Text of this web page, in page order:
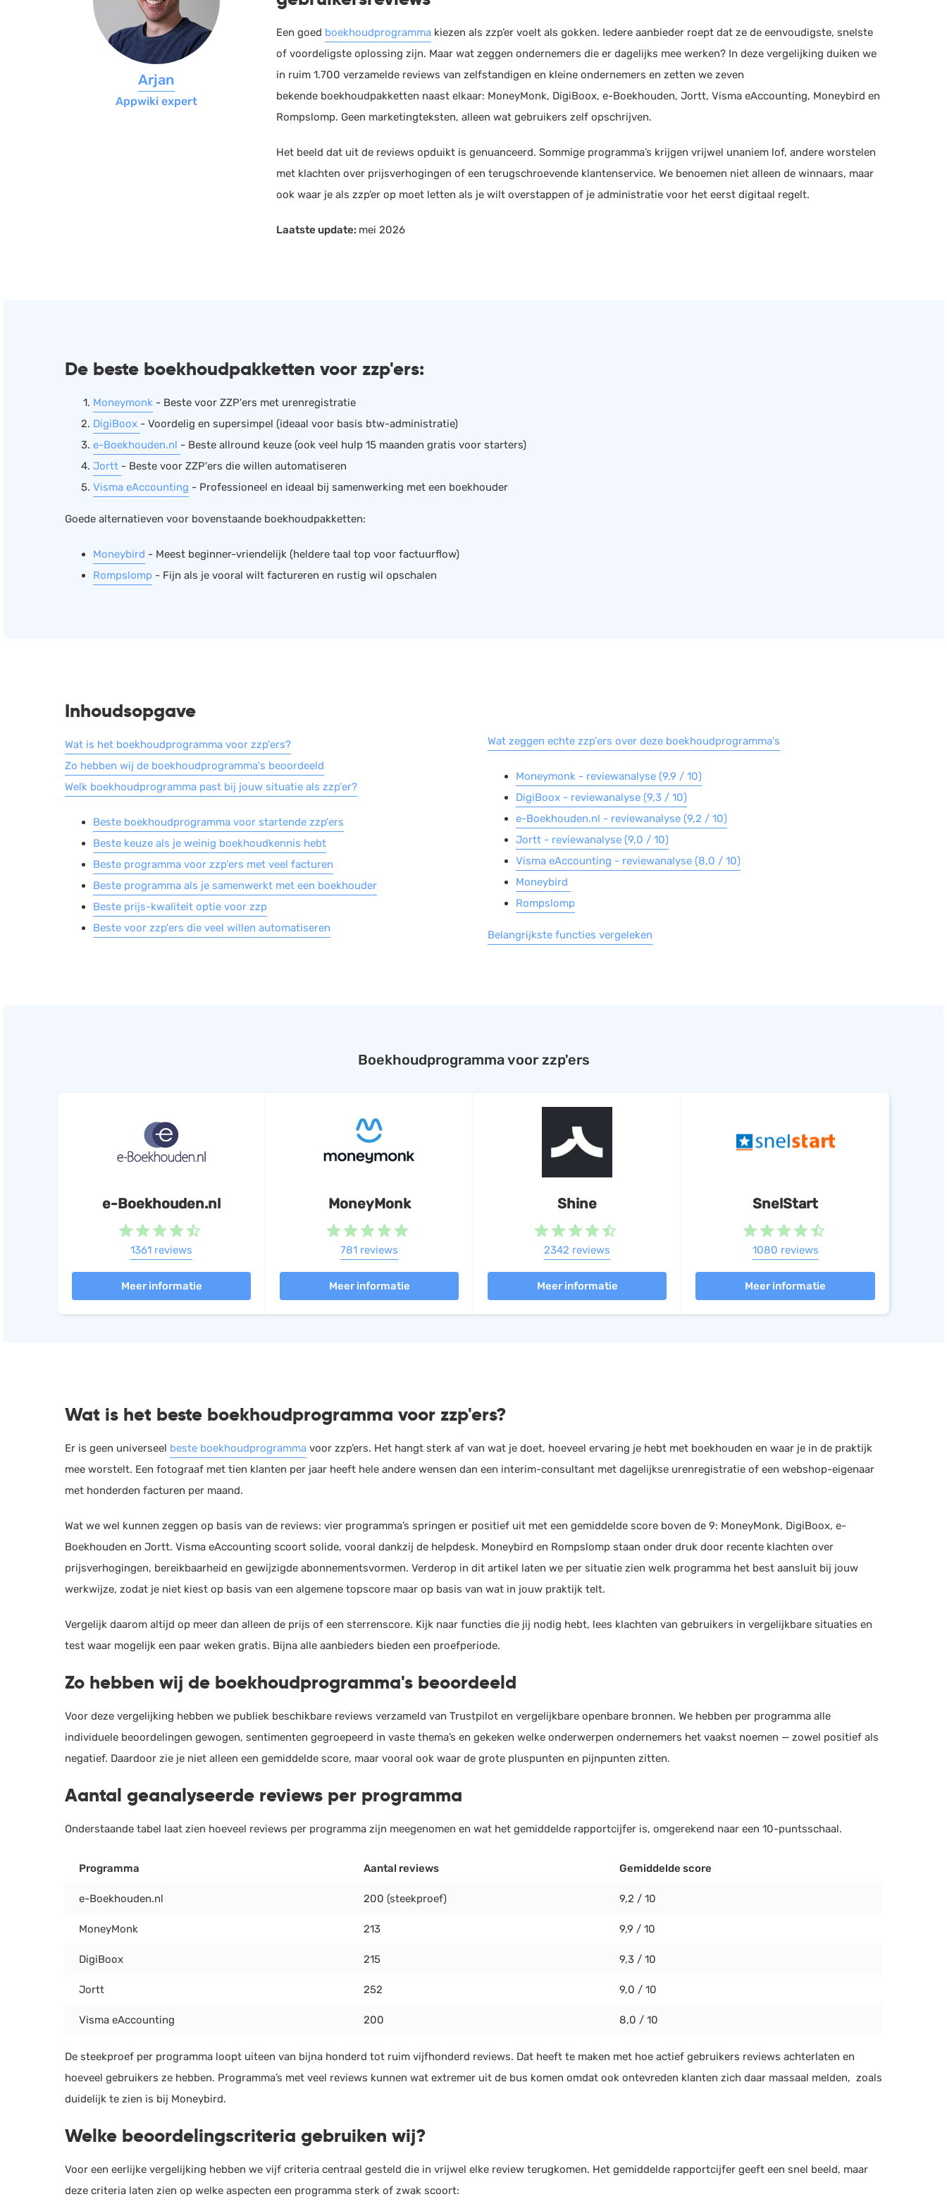
Salarisadministratie
Website
Een goed boekhoudprogramma kiezen als zzp’er voelt als gokken. Iedere aanbieder roept dat ze de eenvoudigste, snelste
of voordeligste oplossing zijn. Maar wat zeggen ondernemers die er dagelijks mee werken? In deze vergelijking duiken we
in ruim 1.700 verzamelde reviews van zelfstandigen en kleine ondernemers en zetten we zeven
bekende boekhoudpakketten naast elkaar: MoneyMonk, DigiBoox, e-Boekhouden, Jortt, Visma eAccounting, Moneybird en
Rompslomp. Geen marketingteksten, alleen wat gebruikers zelf opschrijven.
Het beeld dat uit de reviews opduikt is genuanceerd. Sommige programma’s krijgen vrijwel unaniem lof, andere worstelen
met klachten over prijsverhogingen of een terugschroevende klantenservice. We benoemen niet alleen de winnaars, maar
ook waar je als zzp’er op moet letten als je wilt overstappen of je administratie voor het eerst digitaal regelt.
Laatste update: mei 2026
Arjan
Appwiki expert
De beste boekhoudpakketten voor zzp'ers:
Moneymonk - Beste voor ZZP'ers met urenregistratie
DigiBoox - Voordelig en supersimpel (ideaal voor basis btw-administratie)
e-Boekhouden.nl - Beste allround keuze (ook veel hulp 15 maanden gratis voor starters)
Jortt - Beste voor ZZP'ers die willen automatiseren
Visma eAccounting - Professioneel en ideaal bij samenwerking met een boekhouder
Goede alternatieven voor bovenstaande boekhoudpakketten:
Moneybird - Meest beginner-vriendelijk (heldere taal top voor factuurflow)
Rompslomp - Fijn als je vooral wilt factureren en rustig wil opschalen
Inhoudsopgave
Wat is het boekhoudprogramma voor zzp'ers?
Zo hebben wij de boekhoudprogramma's beoordeeld
Welk boekhoudprogramma past bij jouw situatie als zzp'er?
Beste boekhoudprogramma voor startende zzp'ers
Beste keuze als je weinig boekhoudkennis hebt
Beste programma voor zzp'ers met veel facturen
Beste programma als je samenwerkt met een boekhouder
Beste prijs-kwaliteit optie voor zzp
Beste voor zzp'ers die veel willen automatiseren
Wat zeggen echte zzp'ers over deze boekhoudprogramma's
Moneymonk - reviewanalyse (9,9 / 10)
DigiBoox - reviewanalyse (9,3 / 10)
e-Boekhouden.nl - reviewanalyse (9,2 / 10)
Jortt - reviewanalyse (9,0 / 10)
Visma eAccounting - reviewanalyse (8,0 / 10)
Moneybird
Rompslomp
Belangrijkste functies vergeleken
Boekhoudprogramma voor zzp'ers
e-Boekhouden.nl
1361 reviews
Meer informatie
MoneyMonk
781 reviews
Meer informatie
Shine
2342 reviews
Meer informatie
SnelStart
1080 reviews
Meer informatie
Wat is het beste boekhoudprogramma voor zzp'ers?
Er is geen universeel beste boekhoudprogramma voor zzp’ers. Het hangt sterk af van wat je doet, hoeveel ervaring je hebt met boekhouden en waar je in de praktijk
mee worstelt. Een fotograaf met tien klanten per jaar heeft hele andere wensen dan een interim-consultant met dagelijkse urenregistratie of een webshop-eigenaar
met honderden facturen per maand.
Wat we wel kunnen zeggen op basis van de reviews: vier programma’s springen er positief uit met een gemiddelde score boven de 9: MoneyMonk, DigiBoox, e-
Boekhouden en Jortt. Visma eAccounting scoort solide, vooral dankzij de helpdesk. Moneybird en Rompslomp staan onder druk door recente klachten over
prijsverhogingen, bereikbaarheid en gewijzigde abonnementsvormen. Verderop in dit artikel laten we per situatie zien welk programma het best aansluit bij jouw
werkwijze, zodat je niet kiest op basis van een algemene topscore maar op basis van wat in jouw praktijk telt.
Vergelijk daarom altijd op meer dan alleen de prijs of een sterrenscore. Kijk naar functies die jij nodig hebt, lees klachten van gebruikers in vergelijkbare situaties en
test waar mogelijk een paar weken gratis. Bijna alle aanbieders bieden een proefperiode.
Zo hebben wij de boekhoudprogramma's beoordeeld
Voor deze vergelijking hebben we publiek beschikbare reviews verzameld van Trustpilot en vergelijkbare openbare bronnen. We hebben per programma alle
individuele beoordelingen gewogen, sentimenten gegroepeerd in vaste thema’s en gekeken welke onderwerpen ondernemers het vaakst noemen — zowel positief als
negatief. Daardoor zie je niet alleen een gemiddelde score, maar vooral ook waar de grote pluspunten en pijnpunten zitten.
Aantal geanalyseerde reviews per programma
Onderstaande tabel laat zien hoeveel reviews per programma zijn meegenomen en wat het gemiddelde rapportcijfer is, omgerekend naar een 10-puntsschaal.
Programma Aantal reviews Gemiddelde score
e-Boekhouden.nl 200 (steekproef) 9,2 / 10
MoneyMonk 213 9,9 / 10
DigiBoox 215 9,3 / 10
Jortt 252 9,0 / 10
Visma eAccounting 200 8,0 / 10
De steekproef per programma loopt uiteen van bijna honderd tot ruim vijfhonderd reviews. Dat heeft te maken met hoe actief gebruikers reviews achterlaten en
hoeveel gebruikers ze hebben. Programma’s met veel reviews kunnen wat extremer uit de bus komen omdat ook ontevreden klanten zich daar massaal melden, zoals
duidelijk te zien is bij Moneybird.
Welke beoordelingscriteria gebruiken wij?
Voor een eerlijke vergelijking hebben we vijf criteria centraal gesteld die in vrijwel elke review terugkomen. Het gemiddelde rapportcijfer geeft een snel beeld, maar
deze criteria laten zien op welke aspecten een programma sterk of zwak scoort: